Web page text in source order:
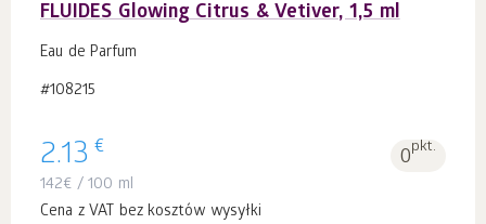
FLUIDES Glowing Citrus & Vetiver, 1,5 ml
Eau de Parfum
#108215
2.13 € 0pkt.
142€ / 100 ml
Cena z VAT bez kosztów wysyłki